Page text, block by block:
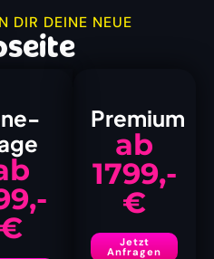
DIR DEINE NEUE
€
Premium
ab
1799,-
€
Jetzt
Anfragen